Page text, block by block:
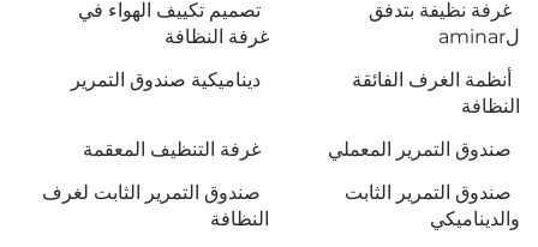
غرفة نظيفة بتدفق
لaminar
تصميم تكييف الهواء في
غرفة النظافة
أنظمة الغرف الفائقة
النظافة
ديناميكية صندوق التمرير
صندوق التمرير المعملي
غرفة التنظيف المعقمة
صندوق التمرير الثابت
والديناميكي
صندوق التمرير الثابت لغرف
النظافة